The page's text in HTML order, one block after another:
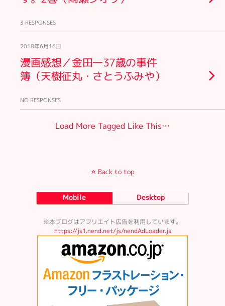
3 RESPONSES
2018年6月16日
漫画感想／金田一37歳の事件
簿（天樹征丸・さとうふみや）
NO RESPONSES
Load More Tagged Like This…
Back to top
Mobile Desktop
※本ブログはアフリエイト広告を利用しています。
https://js1.nend.net/js/nendAdLoader.js